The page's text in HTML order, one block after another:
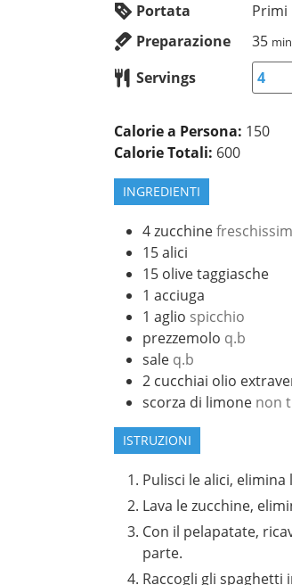
Portata
Primi
Preparazione
35
Servings
Calorie a Persona: 150
Calorie Totali: 600
INGREDIENTI
4 zucchine
15 alici
15 olive taggiasche
1 acciuga
1 aglio spicchio
prezzemolo q.b
sale q.b
2 cucchiai olio
scorza di limone non
ISTRUZIONI
Pulisci le alici, elimina
Lava le zucchine,
Con il pelapatate,
parte.
Raccogli gli spaghetti